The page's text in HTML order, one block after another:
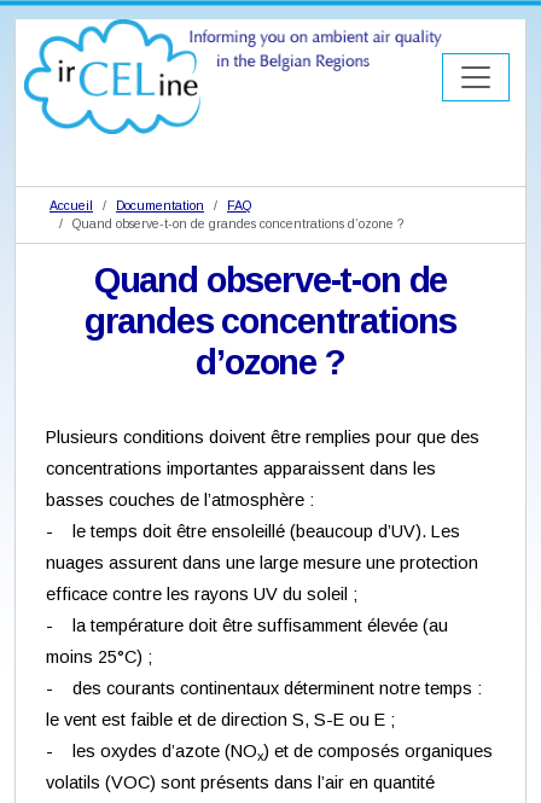
Accueil Documentation
FAQ
Quand observe-t-on de grandes concentrations d’ozone ?
Quand observe-t-on de
grandes concentrations
d’ozone ?
Plusieurs conditions doivent être remplies pour que des
concentrations importantes apparaissent dans les
basses couches de l’atmosphère :
- le temps doit être ensoleillé (beaucoup d’UV). Les
nuages assurent dans une large mesure une protection
efficace contre les rayons UV du soleil ;
- la température doit être suffisamment élevée (au
moins 25°C) ;
- des courants continentaux déterminent notre temps :
le vent est faible et de direction S, S-E ou E ;
- les oxydes d’azote (NOx) et de composés organiques
volatils (VOC) sont présents dans l’air en quantité